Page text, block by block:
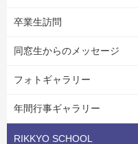
卒業生訪問
同窓生からのメッセージ
フォトギャラリー
年間行事ギャラリー
RIKKYO SCHOOL